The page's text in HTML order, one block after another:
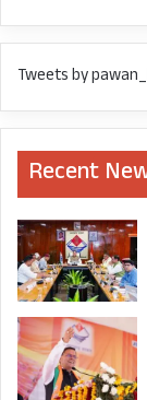
इस बीच
चंद्र
के
उनके
भी
आधार
Tweets by
Recent